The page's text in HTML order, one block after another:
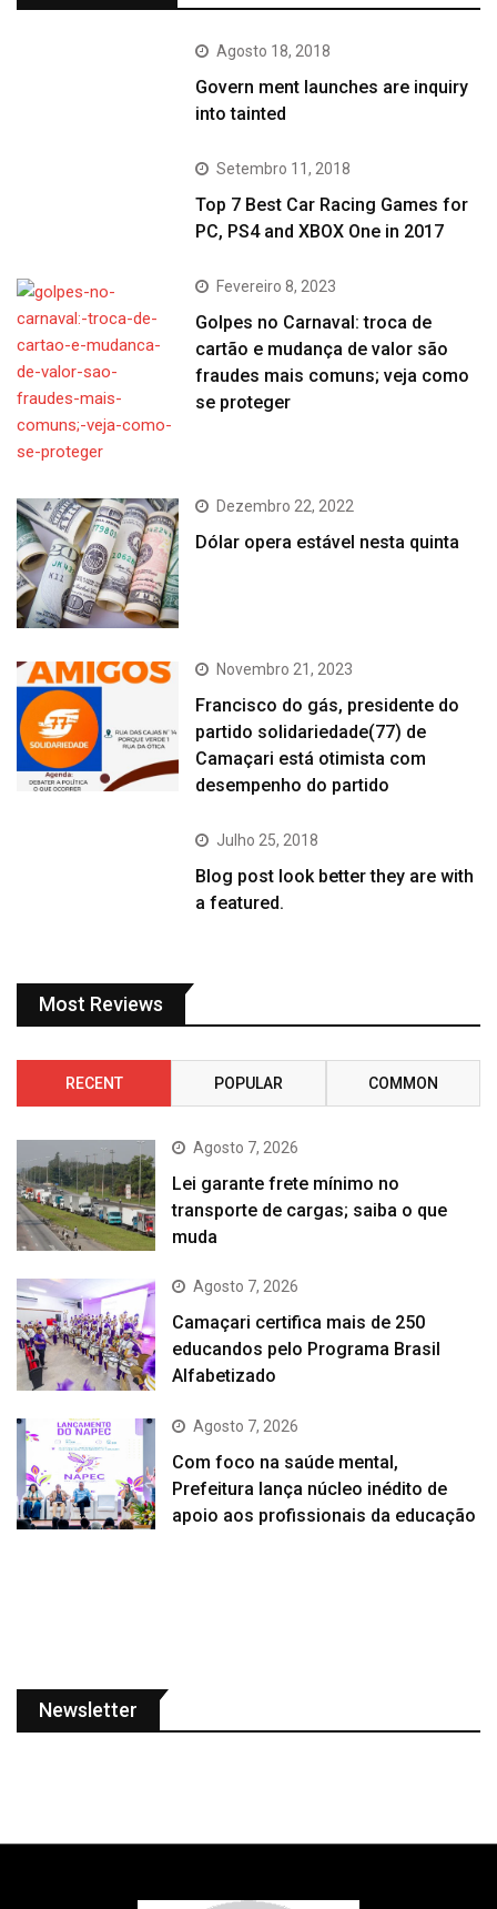
Agosto 18, 2018
Govern ment launches are inquiry
into tainted
Setembro 11, 2018
Top 7 Best Car Racing Games for
PC, PS4 and XBOX One in 2017
Fevereiro 8, 2023
Golpes no Carnaval: troca de
cartão e mudança de valor são
fraudes mais comuns; veja como
se proteger
Dezembro 22, 2022
Dólar opera estável nesta quinta
Novembro 21, 2023
Francisco do gás, presidente do
partido solidariedade(77) de
Camaçari está otimista com
desempenho do partido
Julho 25, 2018
Blog post look better they are with
a featured.
Most Reviews
RECENT POPULAR COMMON
Agosto 7, 2026
Lei garante frete mínimo no
transporte de cargas; saiba o que
muda
Agosto 7, 2026
Camaçari certifica mais de 250
educandos pelo Programa Brasil
Alfabetizado
Agosto 7, 2026
Com foco na saúde mental,
Prefeitura lança núcleo inédito de
apoio aos profissionais da educação
Newsletter